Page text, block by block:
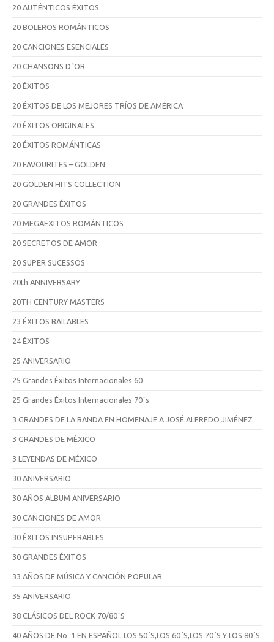
20 AUTÉNTICOS ÉXITOS
20 BOLEROS ROMÁNTICOS
20 CANCIONES ESENCIALES
20 CHANSONS D´OR
20 ÉXITOS
20 ÉXITOS DE LOS MEJORES TRÍOS DE AMÉRICA
20 ÉXITOS ORIGINALES
20 ÉXITOS ROMÁNTICAS
20 FAVOURITES – GOLDEN
20 GOLDEN HITS COLLECTION
20 GRANDES ÉXITOS
20 MEGAEXITOS ROMÁNTICOS
20 SECRETOS DE AMOR
20 SUPER SUCESSOS
20th ANNIVERSARY
20TH CENTURY MASTERS
23 ÉXITOS BAILABLES
24 ÉXITOS
25 ANIVERSARIO
25 Grandes Éxitos Internacionales 60
25 Grandes Éxitos Internacionales 70´s
3 GRANDES DE LA BANDA EN HOMENAJE A JOSÉ ALFREDO JIMÉNEZ
3 GRANDES DE MÉXICO
3 LEYENDAS DE MÉXICO
30 ANIVERSARIO
30 AÑOS ALBUM ANIVERSARIO
30 CANCIONES DE AMOR
30 ÉXITOS INSUPERABLES
30 GRANDES ÉXITOS
33 AÑOS DE MÚSICA Y CANCIÓN POPULAR
35 ANIVERSARIO
38 CLÁSICOS DEL ROCK 70/80´S
40 AÑOS DE No. 1 EN ESPAÑOL LOS 50´S,LOS 60´S,LOS 70´S Y LOS 80´S